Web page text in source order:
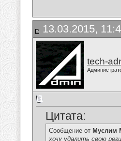
13.03.2015,
tech-
Цитата:
Сообщение от Муслим
хочу удалить свою